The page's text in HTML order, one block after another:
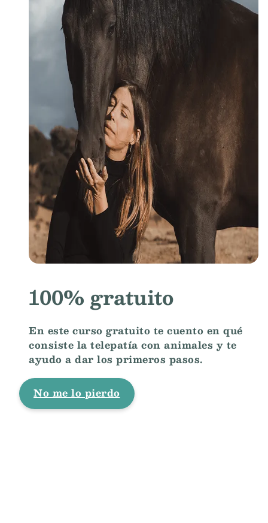
100% gratuito
En este curso gratuito te cuento en qué
consiste la telepatía con animales y te
ayudo a dar los primeros pasos.
No me lo pierdo